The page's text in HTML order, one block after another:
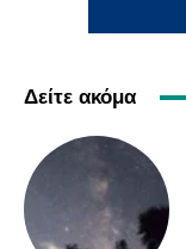
Δείτε ακόμα